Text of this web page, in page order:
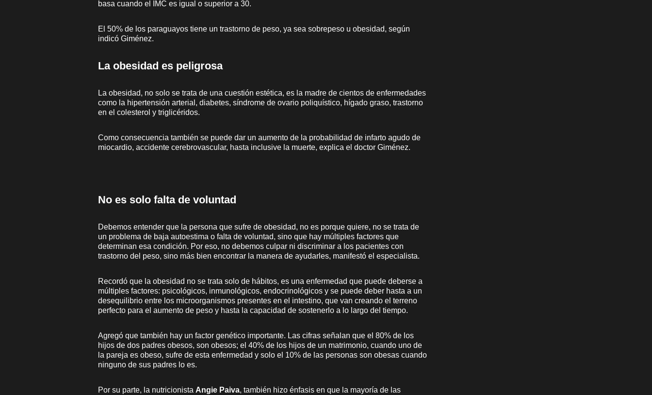
basa cuando el IMC es igual o superior a 30.
El 50% de los paraguayos tiene un trastorno de peso, ya sea sobrepeso u obesidad, según
indicó Giménez.
La obesidad es peligrosa
La obesidad, no solo se trata de una cuestión estética, es la madre de cientos de enfermedades
como la hipertensión arterial, diabetes, síndrome de ovario poliquístico, hígado graso, trastorno
en el colesterol y triglicéridos.
Como consecuencia también se puede dar un aumento de la probabilidad de infarto agudo de
miocardio, accidente cerebrovascular, hasta inclusive la muerte, explica el doctor Giménez.
No es solo falta de voluntad
Debemos entender que la persona que sufre de obesidad, no es porque quiere, no se trata de
un problema de baja autoestima o falta de voluntad, sino que hay múltiples factores que
determinan esa condición. Por eso, no debemos culpar ni discriminar a los pacientes con
trastorno del peso, sino más bien encontrar la manera de ayudarles, manifestó el especialista.
Recordó que la obesidad no se trata solo de hábitos, es una enfermedad que puede deberse a
múltiples factores: psicológicos, inmunológicos, endocrinológicos y se puede deber hasta a un
desequilibrio entre los microorganismos presentes en el intestino, que van creando el terreno
perfecto para el aumento de peso y hasta la capacidad de sostenerlo a lo largo del tiempo.
Agregó que también hay un factor genético importante. Las cifras señalan que el 80% de los
hijos de dos padres obesos, son obesos; el 40% de los hijos de un matrimonio, cuando uno de
la pareja es obeso, sufre de esta enfermedad y solo el 10% de las personas son obesas cuando
ninguno de sus padres lo es.
Por su parte, la nutricionista Angie Paiva, también hizo énfasis en que la mayoría de las